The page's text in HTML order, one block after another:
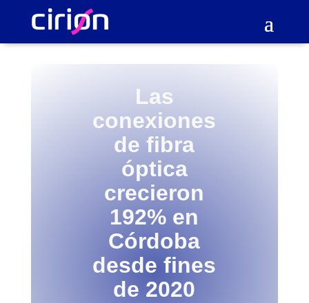
Las
conexiones
de fibra
óptica
crecieron
192% en
Córdoba
desde fines
de 2020